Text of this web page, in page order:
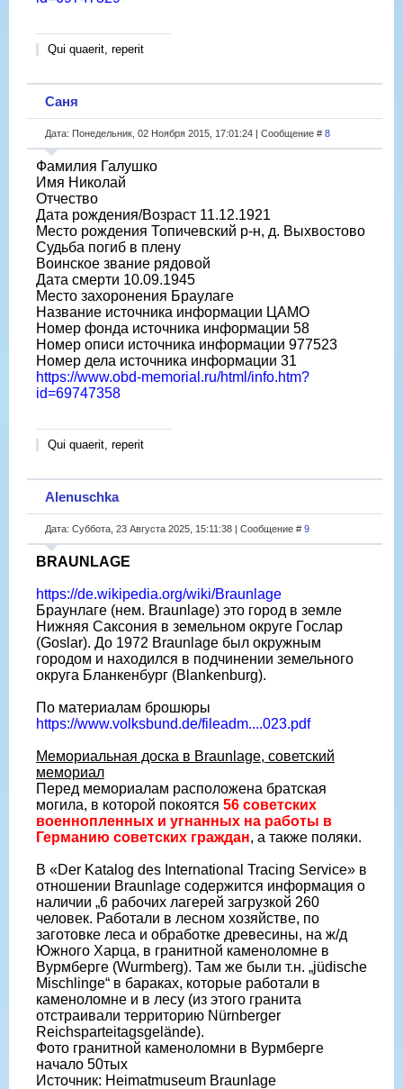
Qui quaerit, reperit
Саня
Дата: Понедельник, 02 Ноября 2015, 17:01:24 | Сообщение # 8
Фамилия Галушко
Имя Николай
Отчество
Дата рождения/Возраст 11.12.1921
Место рождения Топичевский р-н, д. Выхвостово
Судьба погиб в плену
Воинское звание рядовой
Дата смерти 10.09.1945
Место захоронения Браулаге
Название источника информации ЦАМО
Номер фонда источника информации 58
Номер описи источника информации 977523
Номер дела источника информации 31
https://www.obd-memorial.ru/html/info.htm?
id=69747358
Qui quaerit, reperit
Alenuschka
Дата: Суббота, 23 Августа 2025, 15:11:38 | Сообщение # 9
BRAUNLAGE
https://de.wikipedia.org/wiki/Braunlage
Браунлаге (нем. Braunlage) это город в земле
Нижняя Саксония в земельном округе Гослар
(Goslar). До 1972 Braunlage был окружным
городом и находился в подчинении земельного
округа Бланкенбург (Blankenburg).
По материалам брошюры
https://www.volksbund.de/fileadm....023.pdf
Мемориальная доска в Braunlage, советский
мемориал
Перед мемориалам расположена братская
могила, в которой покоятся 56 советских
военнопленных и угнанных на работы в
Германию советских граждан, а также поляки.
В «Der Katalog des International Tracing Service» в
отношении Braunlage содержится информация о
наличии „6 рабочих лагерей загрузкой 260
человек. Работали в лесном хозяйстве, по
заготовке леса и обработке древесины, на ж/д
Южного Харца, в гранитной каменоломне в
Вурмберге (Wurmberg). Там же были т.н. „jüdische
Mischlinge“ в бараках, которые работали в
каменоломне и в лесу (из этого гранита
отстраивали территорию Nürnberger
Reichsparteitagsgelände).
Фото гранитной каменоломни в Вурмберге
начало 50тых
Источник: Heimatmuseum Braunlage